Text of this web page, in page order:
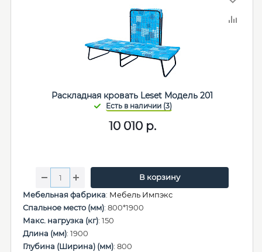
Раскладная кровать Leset Модель 201
10 010р.
В корзину
Мебельная фабрика: Мебель Импэкс
Спальное место (мм): 800*1900
Макс. нагрузка (кг): 150
Длина (мм): 1900
Глубина (Ширина) (мм): 800